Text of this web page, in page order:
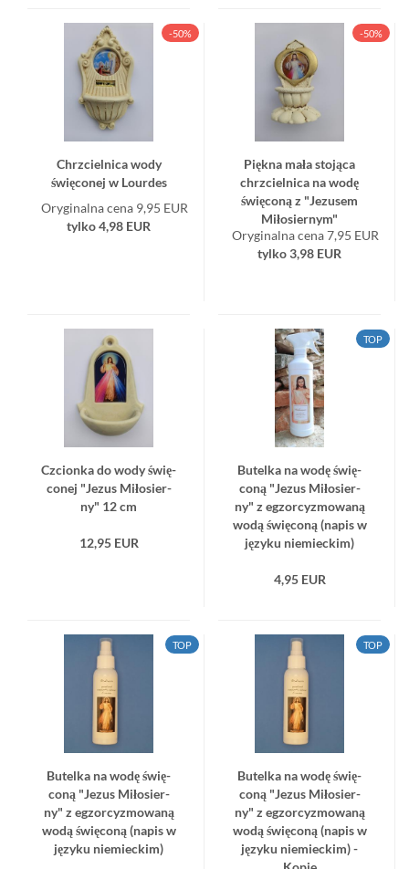
-50%
Chrzciel­ni­ca wody
świę­co­nej w Lo­ur­des
Oryginalna cena 9,95 EUR
tylko 4,98 EUR
-50%
Pięk­na mała sto­ją­ca
chrzciel­ni­ca na wodę
świę­co­ną z "Je­zu­sem
Mi­ło­sier­nym"
Oryginalna cena 7,95 EUR
tylko 3,98 EUR
Czcion­ka do wody świę­
co­nej "Jezus Mi­ło­sier­
ny" 12 cm
12,95 EUR
TOP
Bu­tel­ka na wodę świę­
co­ną "Jezus Mi­ło­sier­
ny" z eg­zor­cy­zmo­wa­ną
wodą świę­co­ną (napis w
ję­zy­ku nie­miec­kim)
4,95 EUR
TOP
Bu­tel­ka na wodę świę­
co­ną "Jezus Mi­ło­sier­
ny" z eg­zor­cy­zmo­wa­ną
wodą świę­co­ną (napis w
ję­zy­ku nie­miec­kim)
TOP
Bu­tel­ka na wodę świę­
co­ną "Jezus Mi­ło­sier­
ny" z eg­zor­cy­zmo­wa­ną
wodą świę­co­ną (napis w
ję­zy­ku nie­miec­kim) -